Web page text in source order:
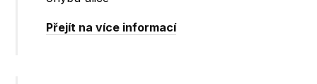
Přejít na více informací